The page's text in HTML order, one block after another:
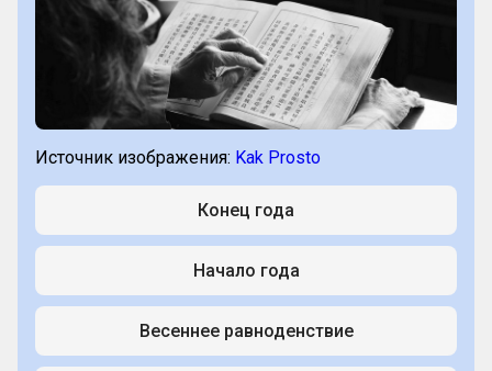
Источник изображения: Kak Prosto
Конец года
Начало года
Весеннее равноденствие